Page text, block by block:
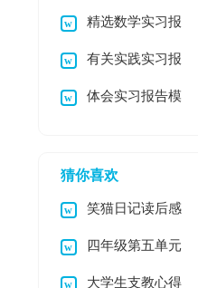
模板集锦六篇
精选数学实习报
告三篇有关实践实习报
告模板锦集六篇
体会实习报告模
猜你喜欢
笑猫日记读后感
(集合15篇)
四年级第五单元
《生活万花筒》作文
大学生支教心得